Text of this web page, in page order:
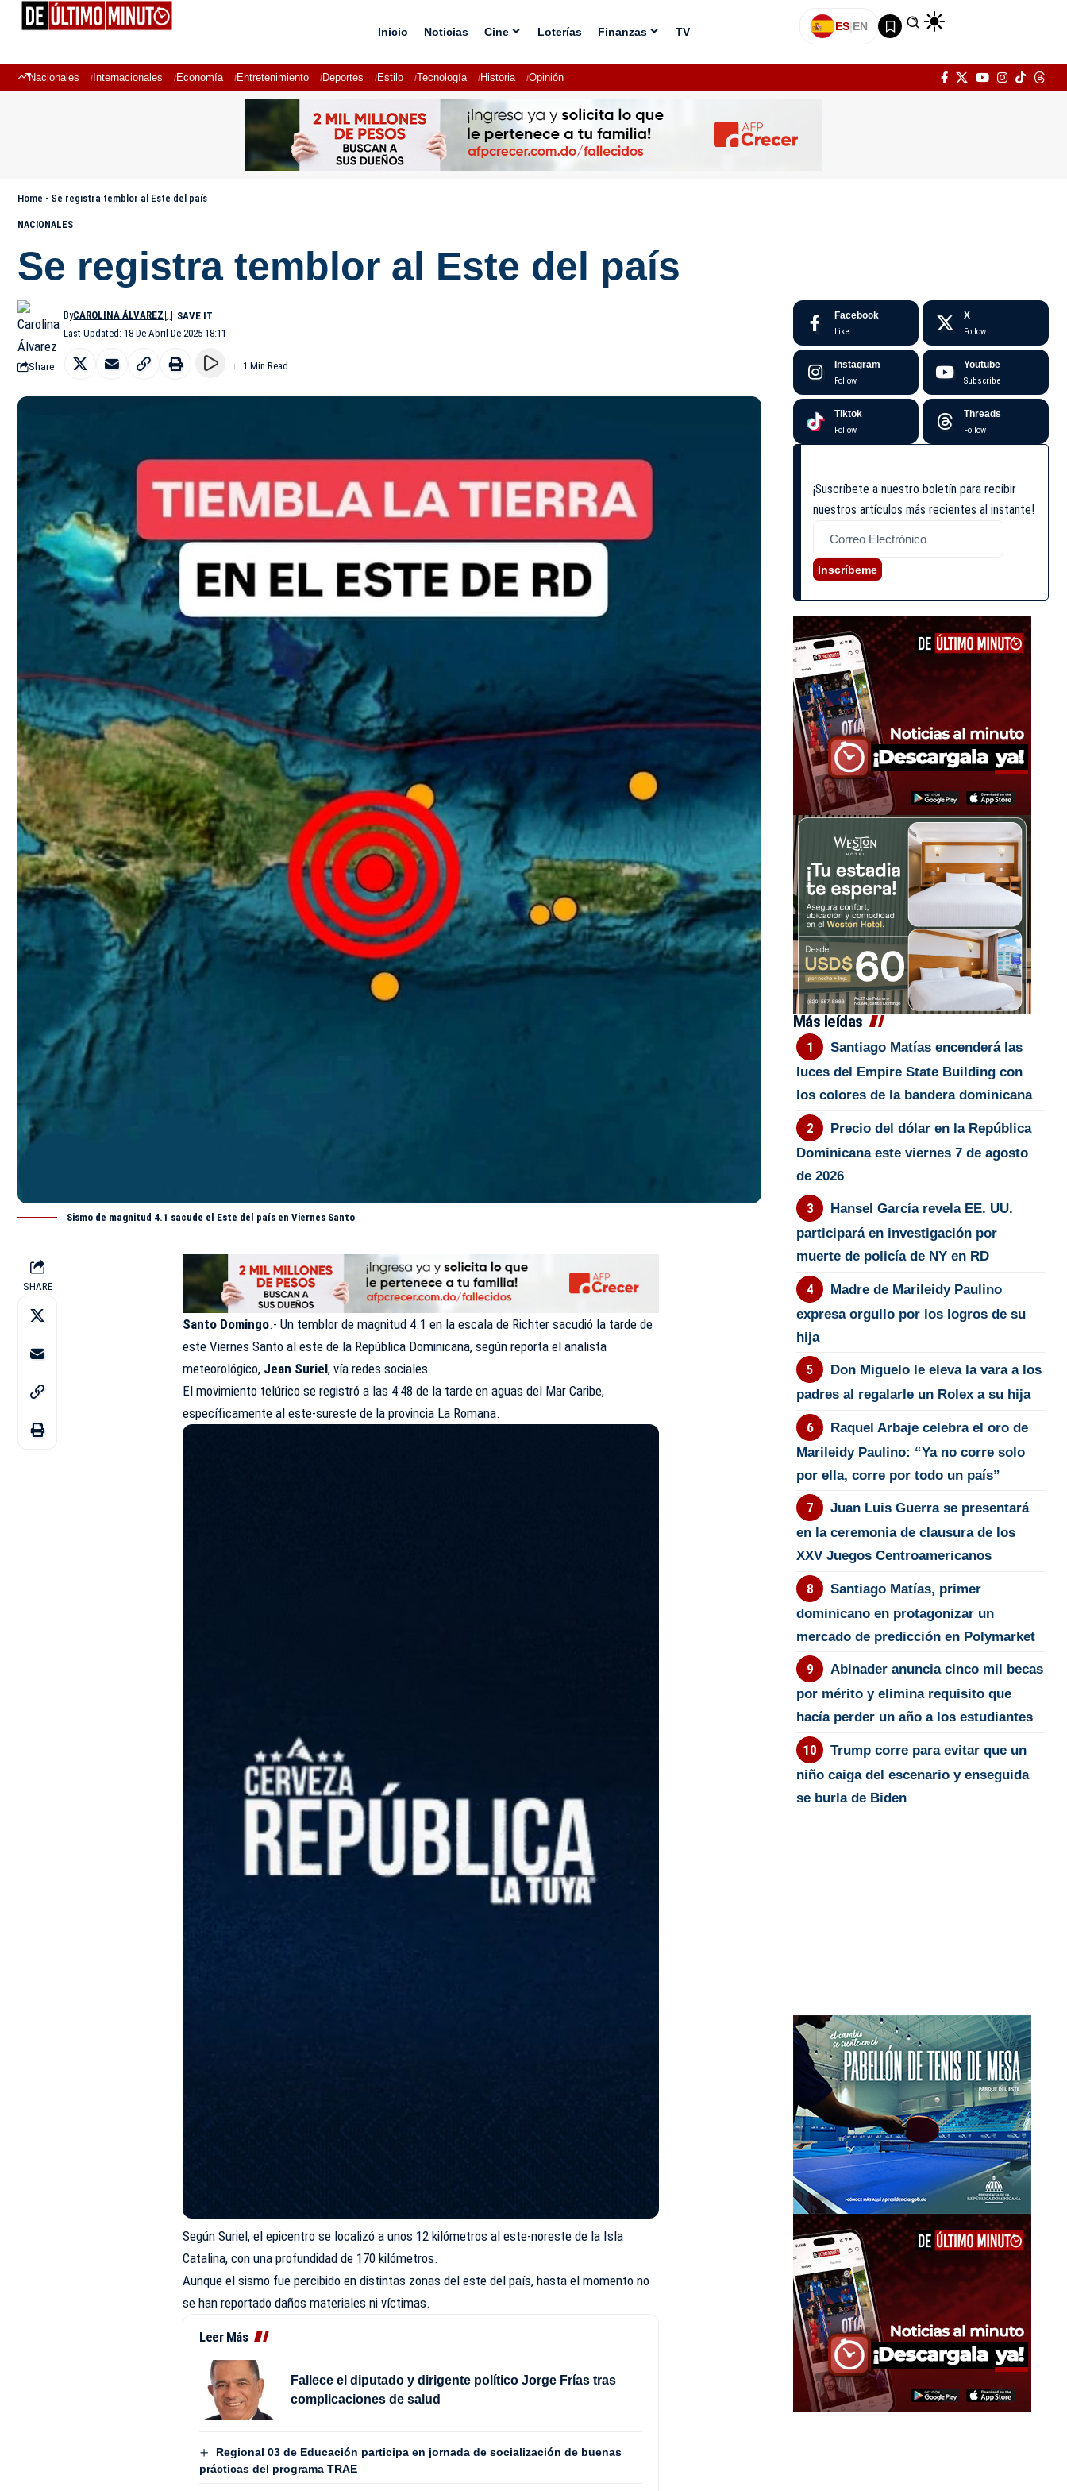
Inicio Noticias Cine Loterías Finanzas TV ES|EN
Nacionales Internacionales Economía Entretenimiento Deportes Estilo Tecnología Historia Opinión
Home - Se registra temblor al Este del país
NACIONALES
Se registra temblor al Este del país
Last Updated: 18 De Abril De 2025 18:11
ByCAROLINA ÁLVAREZ
Share 1 Min Read
Sismo de magnitud 4.1 sacude el Este del país en Viernes Santo
SHARE
Santo Domingo.- Un temblor de magnitud 4.1 en la escala de Richter sacudió la tarde de
este Viernes Santo al este de la República Dominicana, según reporta el analista
meteorológico, Jean Suriel, vía redes sociales.
El movimiento telúrico se registró a las 4:48 de la tarde en aguas del Mar Caribe,
específicamente al este-sureste de la provincia La Romana.
Según Suriel, el epicentro se localizó a unos 12 kilómetros al este-noreste de la Isla
Catalina, con una profundidad de 170 kilómetros.
Aunque el sismo fue percibido en distintas zonas del este del país, hasta el momento no
se han reportado daños materiales ni víctimas.
Leer Más
Fallece el diputado y dirigente político Jorge Frías tras
complicaciones de salud
Regional 03 de Educación participa en jornada de socialización de buenas
prácticas del programa TRAE
Facebook
Like
X
Follow
Instagram
Follow
Youtube
Subscribe
Tiktok
Follow
Threads
Follow
¡Suscríbete a nuestro boletín para recibir
nuestros artículos más recientes al instante!
Inscríbeme
Más leídas
Santiago Matías encenderá las
luces del Empire State Building con
los colores de la bandera dominicana
Precio del dólar en la República
Dominicana este viernes 7 de agosto
de 2026
Hansel García revela EE. UU.
participará en investigación por
muerte de policía de NY en RD
Madre de Marileidy Paulino
expresa orgullo por los logros de su
hija
Don Miguelo le eleva la vara a los
padres al regalarle un Rolex a su hija
Raquel Arbaje celebra el oro de
Marileidy Paulino: “Ya no corre solo
por ella, corre por todo un país”
Juan Luis Guerra se presentará
en la ceremonia de clausura de los
XXV Juegos Centroamericanos
Santiago Matías, primer
dominicano en protagonizar un
mercado de predicción en Polymarket
Abinader anuncia cinco mil becas
por mérito y elimina requisito que
hacía perder un año a los estudiantes
Trump corre para evitar que un
niño caiga del escenario y enseguida
se burla de Biden